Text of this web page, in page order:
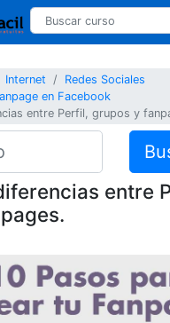
Internet
Redes Sociales
en Facebook
entre Perfil, grupos y
entre